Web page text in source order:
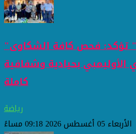
"شباب الإسكندرية" تؤكد: فحص كافة الشكاوى
الأوليمبي بحيادية وشفافية
كاملة
رياضة
الأربعاء 05 أغسطس 2026 09:18 مساءً